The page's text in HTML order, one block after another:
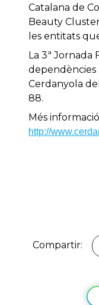
Catalana de
Beauty
les entitats
La 3ª Jornada
dependències
Cerdanyola
88.
Més informació
http://
Compartir: